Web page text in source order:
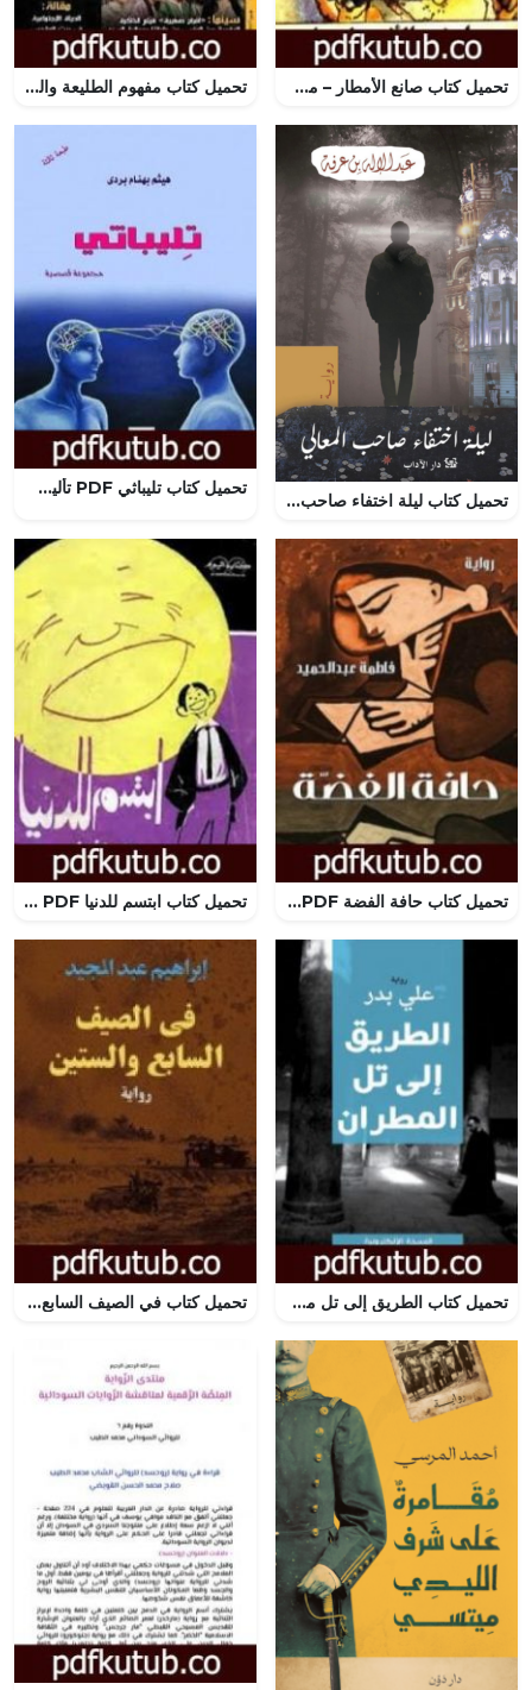
تحميل كتاب صانع الأمطار – مجموعة الشياطين ال 13 PDF تأليف محمود سالم مجانا [كامل] تحميل كتاب مفهوم الطليعة والتجريب في المسرح PDF تأليف الصديق الصادقي العماري مجانا [كامل]
تحميل كتاب ليلة اختفاء صاحب المعالي PDF عبد الإله بن عرفة مجانا
تحميل كتاب تليباثي PDF تأليف هيثم بهنام بُردى مجانا [كامل]
تحميل كتاب حافة الفضة PDF تأليف فاطمة عبد الحميد مجانا [كامل] تحميل كتاب ابتسم للدنيا PDF تأليف محمد عفيفي مجانا [كامل]
تحميل كتاب الطريق إلى تل مطران PDF تأليف علي بدر مجانا [كامل] تحميل كتاب في الصيف السابع والستين PDF تأليف إبراهيم عبد المجيد مجانا [كامل]